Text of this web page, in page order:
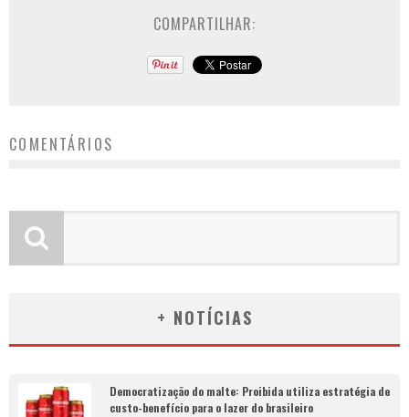
COMPARTILHAR:
COMENTÁRIOS
+ NOTÍCIAS
Democratização do malte: Proibida utiliza estratégia de
custo-benefício para o lazer do brasileiro